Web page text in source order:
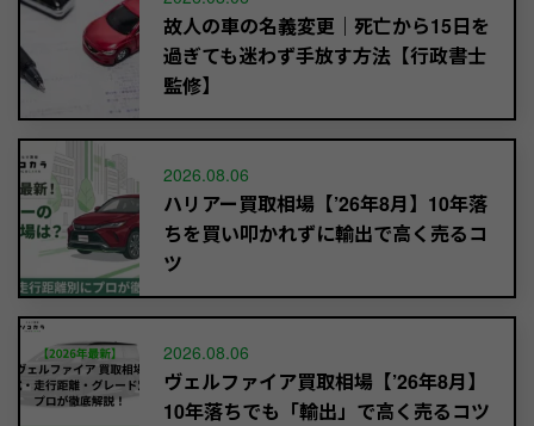
故人の車の名義変更｜死亡から15日を
過ぎても迷わず手放す方法【行政書士
監修】
2026.08.06
ハリアー買取相場【’26年8月】10年落
ちを買い叩かれずに輸出で高く売るコ
ツ
2026.08.06
ヴェルファイア買取相場【’26年8月】
10年落ちでも「輸出」で高く売るコツ